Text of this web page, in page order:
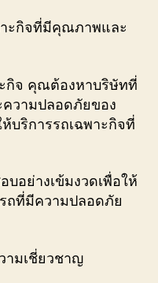
ะกิจที่มีคุณภาพและ
กิจ คุณต้องหาบริษัทที่
วามปลอดภัยของ
บริการรถเฉพาะกิจที่
บอย่างเข้มงวดเพื่อให้
ถที่มีความปลอดภัย
มเชี่ยวชาญ